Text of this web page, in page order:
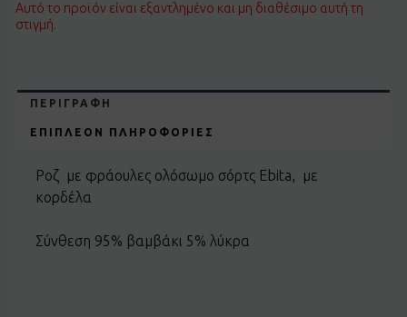
Αυτό το προϊόν είναι εξαντλημένο και μη διαθέσιμο αυτή τη
στιγμή.
ΠΕΡΙΓΡΑΦΉ
ΕΠΙΠΛΈΟΝ ΠΛΗΡΟΦΟΡΊΕΣ
Ροζ με φράουλες ολόσωμο σόρτς Ebita, με
κορδέλα
Σύνθεση 95% βαμβάκι 5% λύκρα